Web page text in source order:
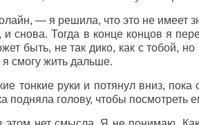
— я решила, что это не имеет
снова. Тогда в конце концов я
быть, не так дико, как с тобой,
смогу жить дальше.
тонкие руки и потянул вниз,
подняла голову, чтобы посмотреть